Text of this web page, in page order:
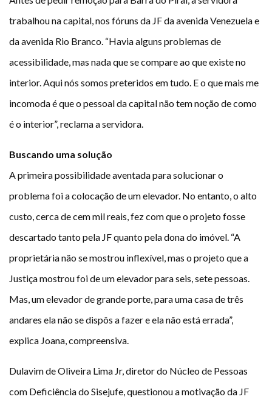
trabalhou na capital, nos fóruns da JF da avenida Venezuela e
da avenida Rio Branco. “Havia alguns problemas de
acessibilidade, mas nada que se compare ao que existe no
interior. Aqui nós somos preteridos em tudo. E o que mais me
incomoda é que o pessoal da capital não tem noção de como
é o interior”, reclama a servidora.
Buscando uma solução
A primeira possibilidade aventada para solucionar o
problema foi a colocação de um elevador. No entanto, o alto
custo, cerca de cem mil reais, fez com que o projeto fosse
descartado tanto pela JF quanto pela dona do imóvel. “A
proprietária não se mostrou inflexível, mas o projeto que a
Justiça mostrou foi de um elevador para seis, sete pessoas.
Mas, um elevador de grande porte, para uma casa de três
andares ela não se dispôs a fazer e ela não está errada”,
explica Joana, compreensiva.
Dulavim de Oliveira Lima Jr, diretor do Núcleo de Pessoas
com Deficiência do Sisejufe, questionou a motivação da JF